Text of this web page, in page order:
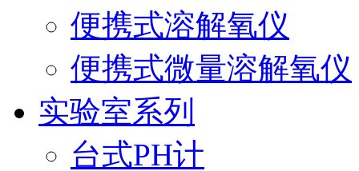
便携式溶解氧仪
便携式微量溶解氧仪
实验室系列
台式PH计